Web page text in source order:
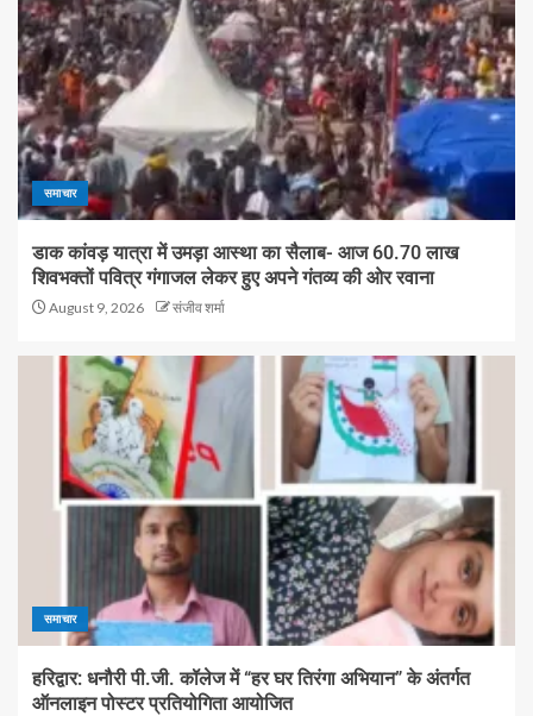
समाचार
डाक कांवड़ यात्रा में उमड़ा आस्था का सैलाब- आज 60.70 लाख
शिवभक्तों पवित्र गंगाजल लेकर हुए अपने गंतव्य की ओर रवाना
August 9, 2026 संजीव शर्मा
समाचार
हरिद्वार: धनौरी पी.जी. कॉलेज में “हर घर तिरंगा अभियान” के अंतर्गत
ऑनलाइन पोस्टर प्रतियोगिता आयोजित